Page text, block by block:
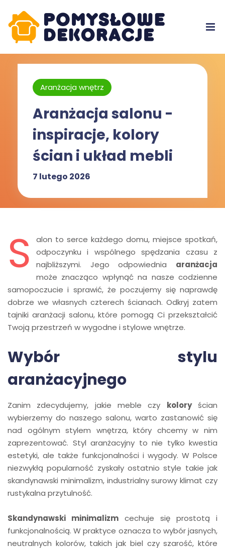
Aranżacja wnętrz
Aranżacja salonu -
inspiracje, kolory
ścian i układ mebli
7 lutego 2026
S
alon to serce każdego domu, miejsce spotkań,
odpoczynku i wspólnego spędzania czasu z
najbliższymi. Jego odpowiednia aranżacja
może znacząco wpłynąć na nasze codzienne
samopoczucie i sprawić, że poczujemy się naprawdę
dobrze we własnych czterech ścianach. Odkryj zatem
tajniki aranżacji salonu, które pomogą Ci przekształcić
Twoją przestrzeń w wygodne i stylowe wnętrze.
Wybór stylu
aranżacyjnego
Zanim zdecydujemy, jakie meble czy koloryścian
wybierzemy do naszego salonu, warto zastanowić się
nad ogólnym stylem wnętrza, który chcemy w nim
zaprezentować. Styl aranżacyjny to nie tylko kwestia
estetyki, ale także funkcjonalności i wygody. W Polsce
niezwykłą popularność zyskały ostatnio style takie jak
skandynawski minimalizm, industrialny surowy klimat czy
rustykalna przytulność.
Skandynawski minimalizm cechuje się prostotą i
funkcjonalnością. W praktyce oznacza to wybór jasnych,
neutralnych kolorów, takich jak biel czy szarość, które